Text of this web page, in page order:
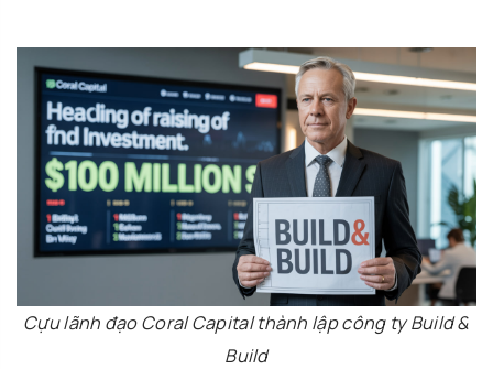
Cựu lãnh đạo Coral Capital thành lập công ty Build &
Build